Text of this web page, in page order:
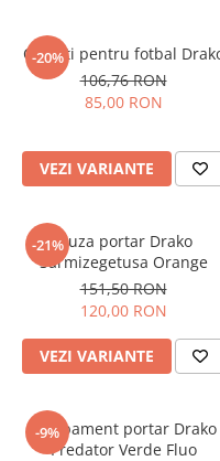
-20%
Colanti pentru fotbal
106,76 RON
85,00 RON
VEZI VARIANTE
-21%Bluza portar Drako
Sarmizegetusa Orange
151,50 RON
120,00 RON
VEZI VARIANTE
-9%
Echipament portar Drako
Predator Verde Fluo